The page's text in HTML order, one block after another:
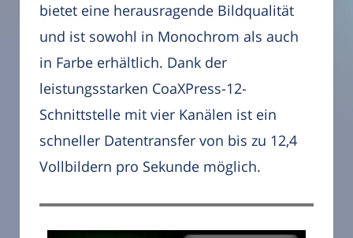
bietet eine herausragende Bildqualität
und ist sowohl in Monochrom als auch
in Farbe erhältlich. Dank der
leistungsstarken CoaXPress-12-
Schnittstelle mit vier Kanälen ist ein
schneller Datentransfer von bis zu 12,4
Vollbildern pro Sekunde möglich.